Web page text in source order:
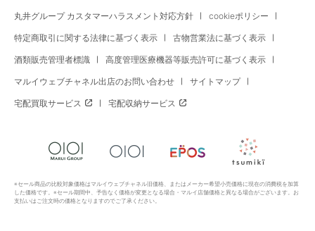
丸井グループ カスタマーハラスメント対応方針 cookieポリシー
特定商取引に関する法律に基づく表示 古物営業法に基づく表示
酒類販売管理者標識 高度管理医療機器等販売許可に基づく表示
マルイウェブチャネル出店のお問い合わせ サイトマップ
宅配買取サービス 宅配収納サービス
※セール商品の比較対象価格はマルイウェブチャネル旧価格、またはメーカー希望小売価格に現在の消費税を加算
した価格です。※セール期間中、予告なく価格が変更となる場合・マルイ店舗価格と異なる場合がございます。お
支払いはご注文時の価格となりますのでご了承ください。